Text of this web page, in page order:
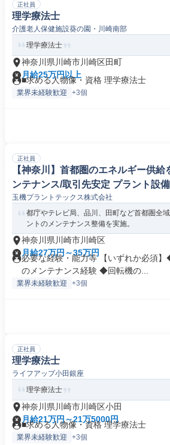
正社員
理学療法士
介護老人保健施設葵の園・川崎南部
理学療法士
神奈川県川崎市川崎区田町
月給25万円以上
■求める人物像・資格 理学療法士
業界未経験歓迎 +3個
正社員
【神奈川】首都圏のエネルギー供給
ンテナンス/取引先安定 プラント設
玉機プラントテックス株式会社
都庁やテレビ局、品川、田町など首都圏全
ントのメンテナンス整備を実施。
神奈川県川崎市川崎区
月給27万円～35万円
必要な経験・能力等 【いずれか必須
のメンテナンス経験 ◆回転機の...
業界未経験歓迎 +3個
正社員
理学療法士
ライフアップ小田銀座
理学療法士
神奈川県川崎市川崎区小田
月給21万円～21万5000円
■求める人物像・資格 理学療法士
業界未経験歓迎 +3個